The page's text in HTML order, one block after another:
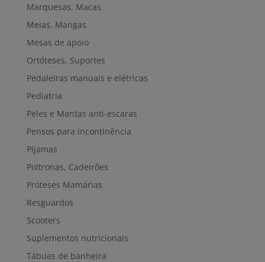
Marquesas, Macas
Meias, Mangas
Mesas de apoio
Ortóteses, Suportes
Pedaleiras manuais e elétricas
Pediatria
Peles e Mantas anti-escaras
Pensos para incontinência
Pijamas
Poltronas, Cadeirões
Próteses Mamárias
Resguardos
Scooters
Suplementos nutricionais
Tábuas de banheira